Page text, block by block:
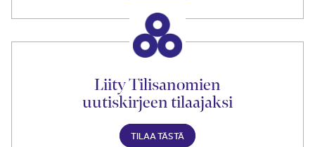
Liity Tilisanomien
uutiskirjeen tilaajaksi
TILAA TÄSTÄ